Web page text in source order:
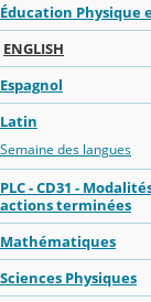
Éducation Physique
ENGLISH
Espagnol
Latin
Semaine des langues
PLC - CD31 -
actions terminées
Mathématiques
Sciences Physiques